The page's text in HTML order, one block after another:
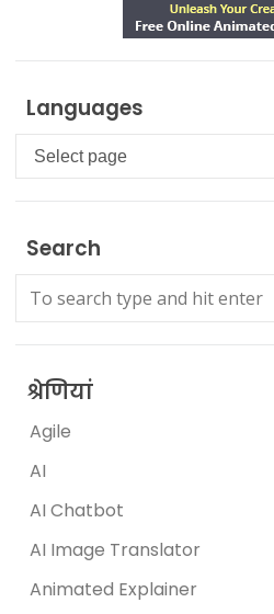
Languages
Languages
Search
श्रेणियां
Agile
AI
AI Chatbot
AI Image Translator
Animated Explainer